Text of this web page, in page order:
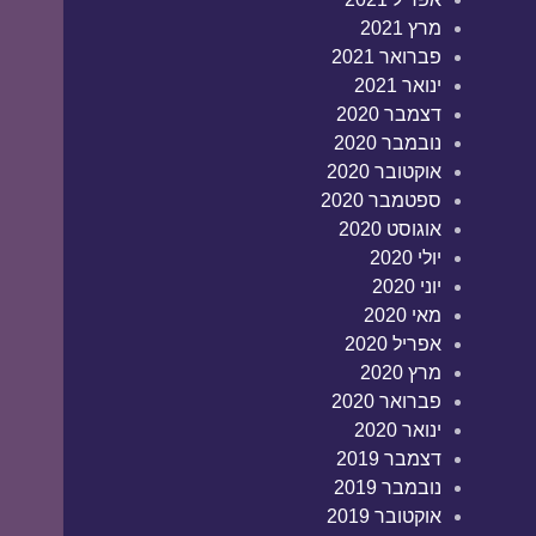
מרץ 2021
פברואר 2021
ינואר 2021
דצמבר 2020
נובמבר 2020
אוקטובר 2020
ספטמבר 2020
אוגוסט 2020
יולי 2020
יוני 2020
מאי 2020
אפריל 2020
מרץ 2020
פברואר 2020
ינואר 2020
דצמבר 2019
נובמבר 2019
אוקטובר 2019